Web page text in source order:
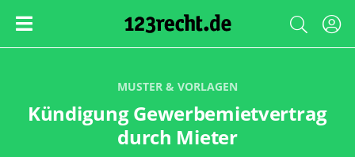
MUSTER & VORLAGEN
Kündigung Gewerbemietvertrag
durch Mieter